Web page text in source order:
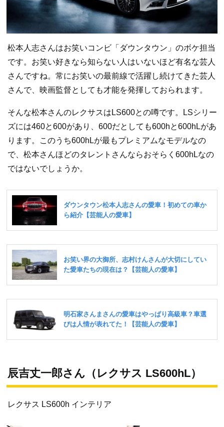
松本人志さんはお笑いコンビ「ダウンタウン」のボケ担当
です。お笑い好きなら知らない人はいないほど有名な芸人
さんですね。常にお笑いの最前線で活躍し続けてきた芸人
さんで、映画監督としても才能を発揮しておられます。
そんな松本さんのレクサスはLS600との噂です。LSシリー
ズには460と600があり、600だとしても600hと600hLがあ
ります。このうち600hLが最もプレミアムなモデルなの
で、松本さんほどのタレントさんならおそらく600hLなの
ではないでしょうか。
辰吉丈一郎さん（レクサス LS600hL）
レクサス LS600h インテリア